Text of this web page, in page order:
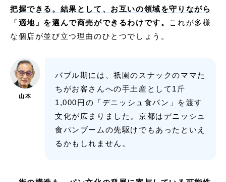
把握できる。結果として、お互いの領域を守りながら
「適地」を選んで商売ができるわけです。 これが多様
な個店が並び立つ理由のひとつでしょう。
山本
バブル期には、祇園のスナックのママた
ちがお客さんへの手土産として1斤
1,000円の「デニッシュ食パン」を渡す
文化が広まりました。京都はデニッシュ
食パンブームの先駆けでもあったといえ
るかもしれません。